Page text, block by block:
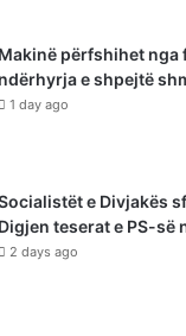
Makinë përfshihet nga
ndërhyrja e shpejtë
1 day ago
e Divjakës
Digjen teserat e PS-së
2 days ago